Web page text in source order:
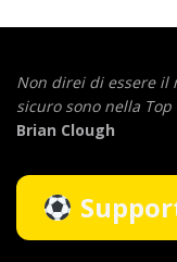
Non direi di essere il
sicuro sono nella Top
Brian Clough